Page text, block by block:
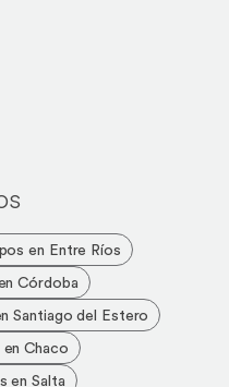
en Entre Ríos
Córdoba
Santiago del Estero
Chaco
en Salta